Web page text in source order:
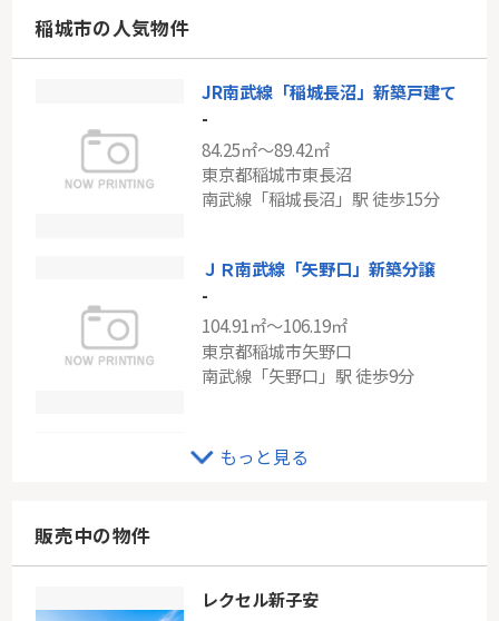
168.10㎡
神奈川県川崎市麻生区上麻生７丁目
稲城市の人気物件
JR南武線「稲城長沼」新築戸建て
-
84.25㎡～89.42㎡
東京都稲城市東長沼
南武線「稲城長沼」駅 徒歩15分
ＪＲ南武線「矢野口」新築分譲
-
104.91㎡～106.19㎡
東京都稲城市矢野口
南武線「矢野口」駅 徒歩9分
ＪＲ南武線「稲城長沼」新築分譲
-
もっと見る
販売中の物件
レクセル新子安